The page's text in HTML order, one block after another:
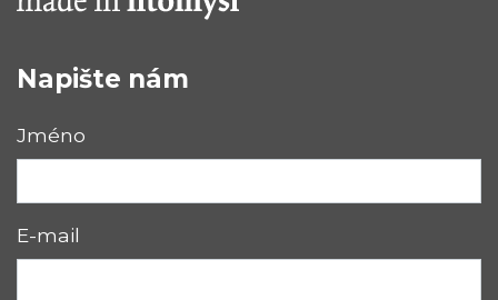
Napište nám
Jméno
E-mail